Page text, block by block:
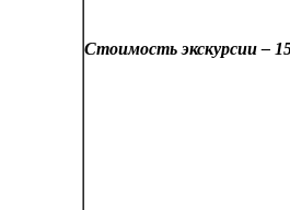
Стоимость экскурсии –